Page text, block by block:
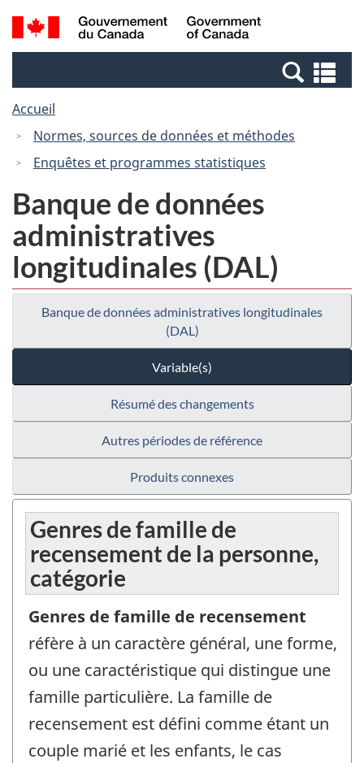
Passer
au
Passer
à
Canada
Recherche
et
et
Accueil
Normes, sources de données et méthodes
Enquêtes et programmes statistiques
Banque de données
administratives
longitudinales (DAL)
Banque de données administratives longitudinales
(DAL)
Variable(s)
Résumé des changements
Autres périodes de référence
Produits connexes
Genres de famille de
recensement de la personne,
catégorie
Genres de famille de recensement
réfère à un caractère général, une forme,
ou une caractéristique qui distingue une
famille particulière. La famille de
recensement est défini comme étant un
couple marié et les enfants, le cas